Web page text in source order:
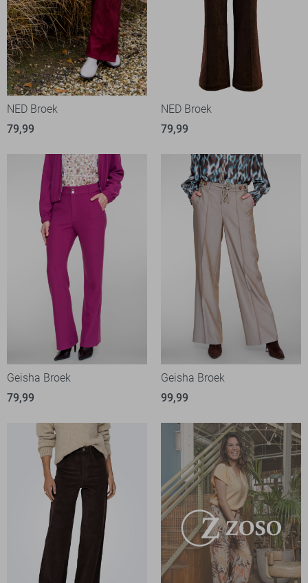
NED Broek
79,99
NED Broek
79,99
Geisha Broek
79,99
Geisha Broek
99,99